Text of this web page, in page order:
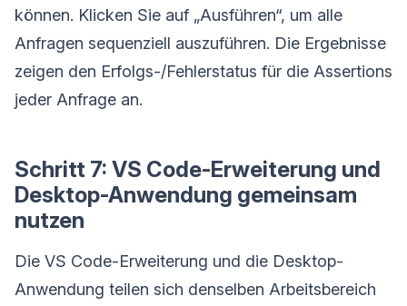
können. Klicken Sie auf „Ausführen“, um alle
Anfragen sequenziell auszuführen. Die Ergebnisse
zeigen den Erfolgs-/Fehlerstatus für die Assertions
jeder Anfrage an.
Schritt 7: VS Code-Erweiterung und
Desktop-Anwendung gemeinsam
nutzen
Die VS Code-Erweiterung und die Desktop-
Anwendung teilen sich denselben Arbeitsbereich